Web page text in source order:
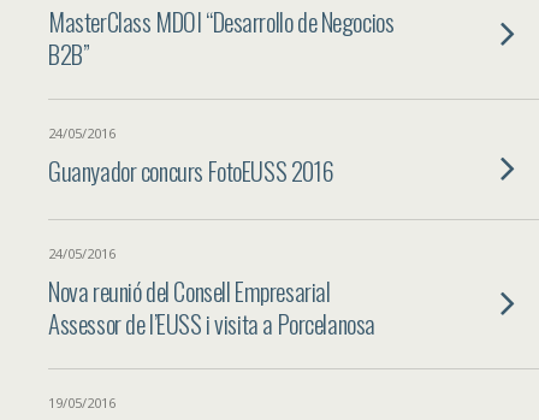
MasterClass MDOI “Desarrollo de Negocios
B2B”
24/05/2016
Guanyador concurs FotoEUSS 2016
24/05/2016
Nova reunió del Consell Empresarial
Assessor de l’EUSS i visita a Porcelanosa
19/05/2016